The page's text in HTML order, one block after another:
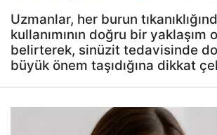
Uzmanlar, her burun
kullanımının doğru bir yaklaşım
belirterek, sinüzit tedavisinde
büyük önem taşıdığına dikkat